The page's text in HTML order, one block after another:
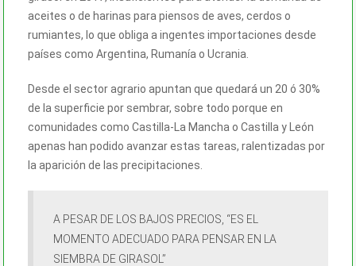
aceites o de harinas para piensos de aves, cerdos o
rumiantes, lo que obliga a ingentes importaciones desde
países como Argentina, Rumanía o Ucrania.
Desde el sector agrario apuntan que quedará un 20 ó 30%
de la superficie por sembrar, sobre todo porque en
comunidades como Castilla-La Mancha o Castilla y León
apenas han podido avanzar estas tareas, ralentizadas por
la aparición de las precipitaciones.
A PESAR DE LOS BAJOS PRECIOS, “ES EL
MOMENTO ADECUADO PARA PENSAR EN LA
SIEMBRA DE GIRASOL”